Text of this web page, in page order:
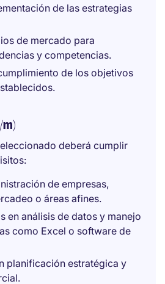
de las estrategias
de mercado para
y competencias.
de los objetivos
deberá cumplir
de empresas,
o áreas afines.
en análisis de datos y manejo
como Excel o software de
planificación estratégica y